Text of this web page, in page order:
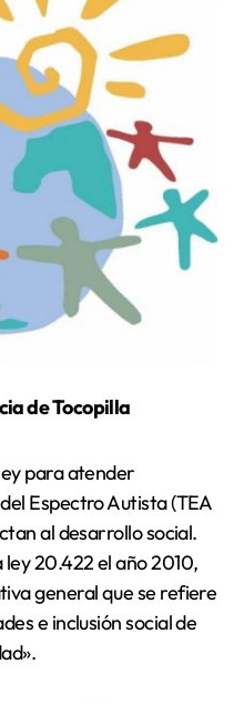
de Tocopilla
para atender
Espectro Autista (TEA
al desarrollo social.
ley 20.422 el año 2010,
general que se refiere
e inclusión social de